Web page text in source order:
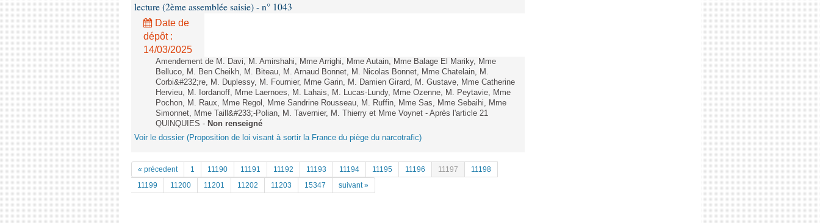
lecture (2ème assemblée saisie) - n° 1043
Date de
dépôt :
14/03/2025
Amendement de M. Davi, M. Amirshahi, Mme Arrighi, Mme Autain, Mme Balage El Mariky, Mme
Belluco, M. Ben Cheikh, M. Biteau, M. Arnaud Bonnet, M. Nicolas Bonnet, Mme Chatelain, M.
Corbi&#232;re, M. Duplessy, M. Fournier, Mme Garin, M. Damien Girard, M. Gustave, Mme Catherine
Hervieu, M. Iordanoff, Mme Laernoes, M. Lahais, M. Lucas-Lundy, Mme Ozenne, M. Peytavie, Mme
Pochon, M. Raux, Mme Regol, Mme Sandrine Rousseau, M. Ruffin, Mme Sas, Mme Sebaihi, Mme
Simonnet, Mme Taill&#233;-Polian, M. Tavernier, M. Thierry et Mme Voynet - Après l'article 21
QUINQUIES - Non renseigné
Voir le dossier (Proposition de loi visant à sortir la France du piège du narcotrafic)
« précedent 1 11190 11191 11192 11193 11194 11195 11196 11197
11198
11199
11200 11201 11202 11203 15347 suivant »